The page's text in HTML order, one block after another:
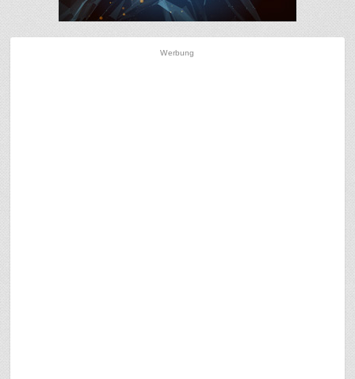
Werbung